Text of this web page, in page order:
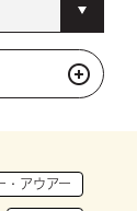
・アウアー